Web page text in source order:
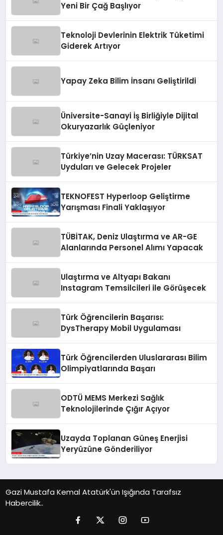
Yeni Bir Çağ Başlıyor
Teknoloji Devlerinin Elektrik Tüketimi
Giderek Artıyor
Yapay Zeka Bilim İnsanı Geliştirildi
Üniversite-Sanayi İş Birliğiyle Dijital
Okuryazarlık Güçleniyor
Türkiye’nin Uzay Macerası: TÜRKSAT
Uyduları ve Gelecek Projeler
TEKNOFEST Hyperloop Geliştirme
Yarışması Finali Yaklaşıyor
TÜBİTAK, Deniz Ulaştırma ve AR-GE
Alanlarında Personel Alımı Yapacak
Ulaştırma ve Altyapı Bakanı
Instagram Temsilcileri ile Görüşecek
Türk Öğrencilerin Başarısı:
DysTherapy Mobil Uygulaması
Türk Öğrencilerden Uluslararası Bilim
Olimpiyatlarında Başarı
ODTÜ MEMS Merkezi Sağlık
Teknolojilerinde Çığır Açıyor
Uzayda Toplanan Güneş Enerjisi
Yeryüzüne Gönderiliyor
Gazi Mustafa Kemal Atatürk'ün Işığında Tarafsız
Habercilik..